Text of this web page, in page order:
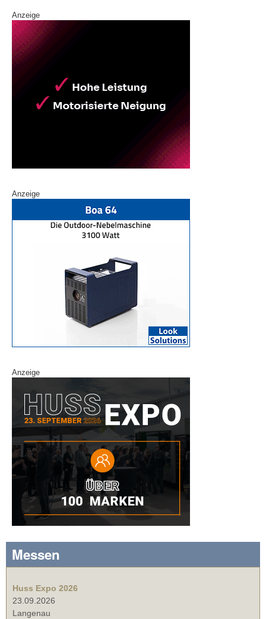
Anzeige
Anzeige
Anzeige
Messen
Huss Expo 2026
23.09.2026
Langenau